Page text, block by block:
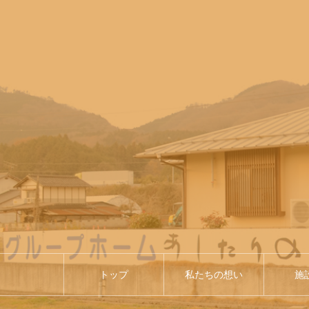
トップ 私たちの想い 施